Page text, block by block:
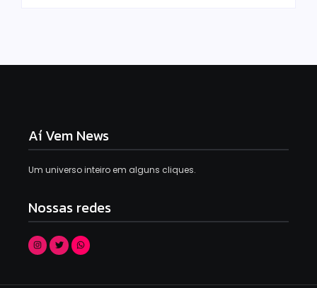
Aí Vem News
Um universo inteiro em alguns cliques.
Nossas redes